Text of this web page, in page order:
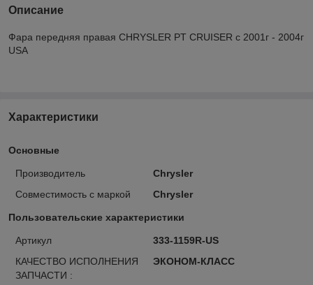
Описание
Фара передняя правая CHRYSLER PT CRUISER с 2001г - 2004г
USA
Характеристики
Основные
Производитель
Chrysler
Совместимость с маркой
Chrysler
Пользовательские характеристики
Артикул
333-1159R-US
КАЧЕСТВО ИСПОЛНЕНИЯ
ЗАПЧАСТИ :
ЭКОНОМ-КЛАСС